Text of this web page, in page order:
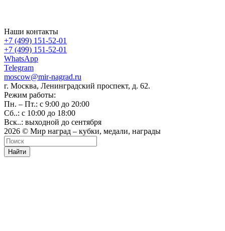
Наши контакты
+7 (499) 151-52-01
+7 (499) 151-52-01
WhatsApp
Telegram
moscow@mir-nagrad.ru
г. Москва, Ленинградский проспект, д. 62.
Режим работы:
Пн. – Пт.: с 9:00 до 20:00
Сб..: с 10:00 до 18:00
Вск..: выходной до сентября
2026 © Мир наград – кубки, медали, награды
Найти